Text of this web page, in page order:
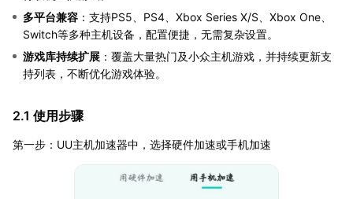
多平台兼容 ：支持PS5、PS4、Xbox Series X/S、Xbox One、
Switch等多种主机设备，配置便捷，无需复杂设置。
游戏库持续扩展 ：覆盖大量热门及小众主机游戏，并持续更新支
持列表，不断优化游戏体验。
2.1 使用步骤
第一步：UU主机加速器中，选择硬件加速或手机加速